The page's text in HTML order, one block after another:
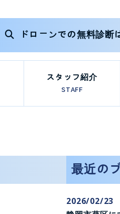
ドローンでの無料診断
スタッフ紹介
STAFF
最近の
2026/02/23